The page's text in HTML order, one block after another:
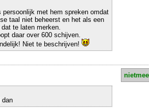
persoonlijk met hem spreken omdat
taal niet beheerst en het als een
te laten merken.
daar over 600 schijven.
Niet te beschrijven!
dan